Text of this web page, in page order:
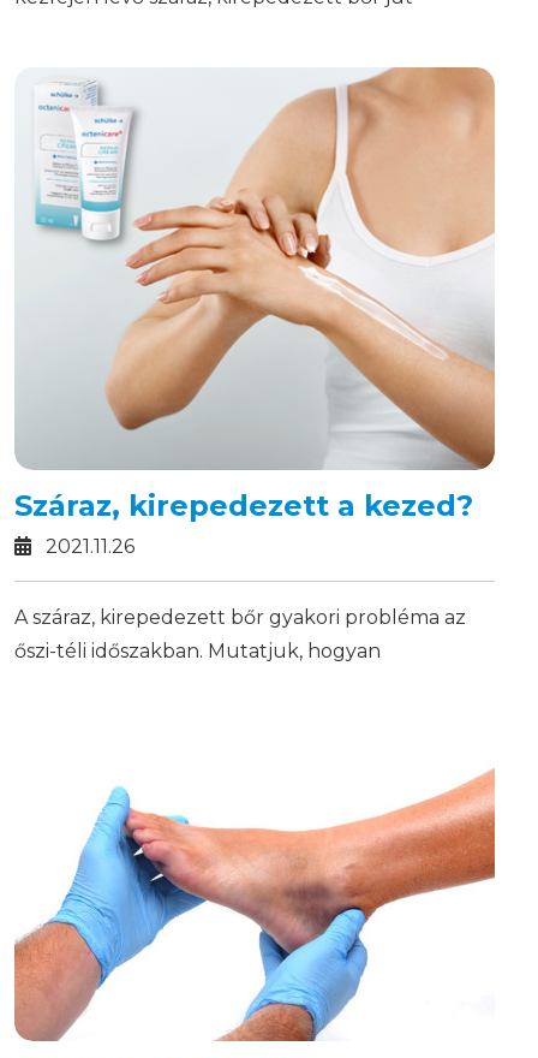
veszélyesebb és kellemetlenebb tünetegyüttes,
amit nem szabad a szőnyeg alá seperni.
Száraz, kirepedezett a kezed?
2021.11.26
A száraz, kirepedezett bőr gyakori probléma az
őszi-téli időszakban. Mutatjuk, hogyan